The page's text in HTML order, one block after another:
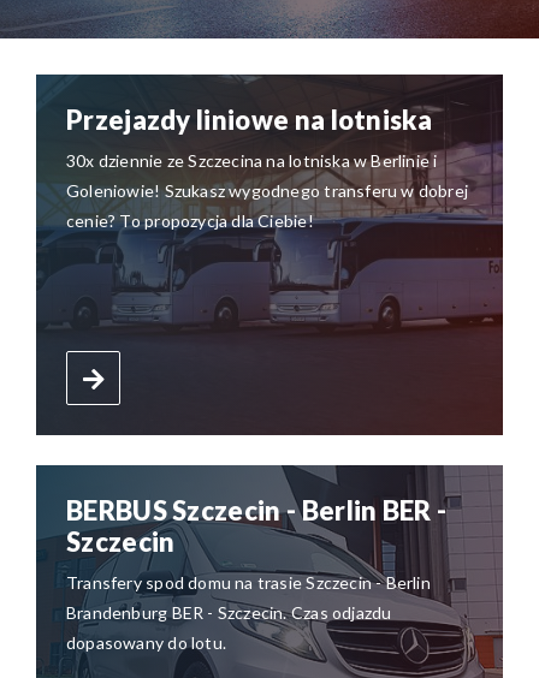
Przejazdy liniowe na lotniska
30x dziennie ze Szczecina na lotniska w Berlinie i
Goleniowie! Szukasz wygodnego transferu w dobrej
cenie? To propozycja dla Ciebie!
BERBUS Szczecin - Berlin BER -
Szczecin
Transfery spod domu na trasie Szczecin - Berlin
Brandenburg BER - Szczecin. Czas odjazdu
dopasowany do lotu.